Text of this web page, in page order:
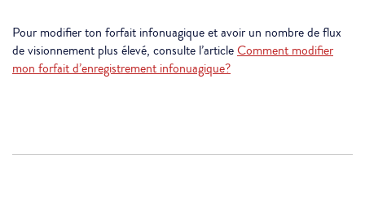
Pour modifier ton forfait infonuagique et avoir un nombre de flux
de visionnement plus élevé, consulte l’articleComment modifier
mon forfait d’enregistrement infonuagique?